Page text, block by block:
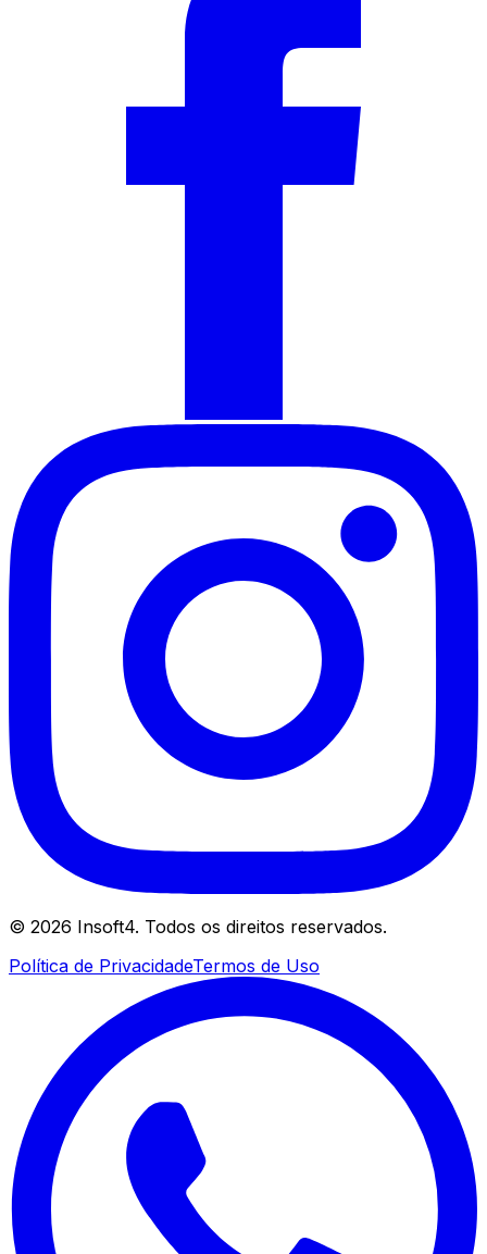
© 2026 Insoft4. Todos os direitos reservados.
Política de PrivacidadeTermos de Uso